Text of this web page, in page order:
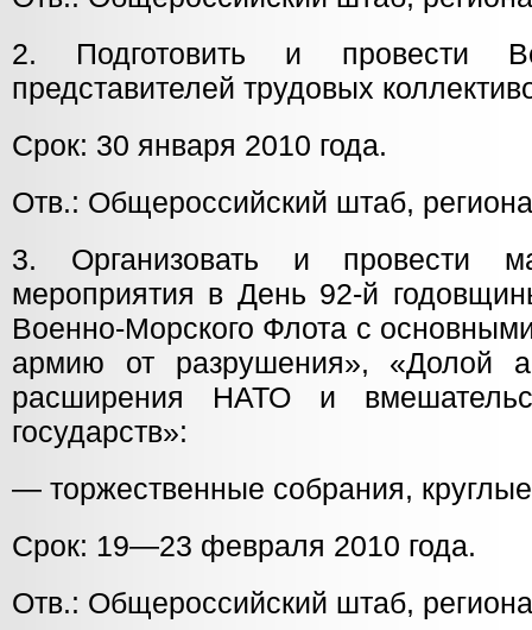
2. Подготовить и провести
представителей трудовых
Срок: 30 января 2010 года.
Отв.: Общероссийский штаб,
3. Организовать и провести
мероприятия в День 92-й
Военно-Морского Флота с
армию от разрушения», «Долой
расширения НАТО и
государств»:
— торжественные собрания,
Срок: 19—23 февраля 2010 года.
Отв.: Общероссийский штаб,